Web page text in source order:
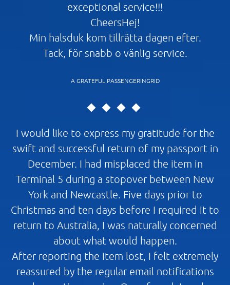
exceptional service!!!
CheersHej!
Min halsduk kom tillrätta dagen efter.
Tack, för snabb o vänlig service.
A GRATEFUL PASSENGERINGRID
I would like to express my gratitude for the
swift and successful return of my passport in
December. I had misplaced the item in
Terminal 5 during a stopover between New
York and Newcastle. Five days prior to
Christmas and ten days before I required it to
return to Australia, I was naturally concerned
about what would happen.
After reporting the item lost, I felt extremely
reassured by the regular email notifications